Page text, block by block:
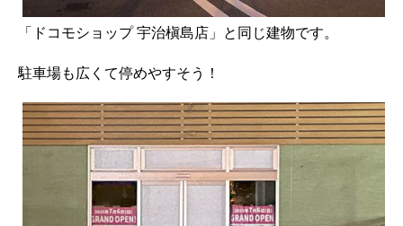
「ドコモショップ 宇治槇島店」と同じ建物です。
駐車場も広くて停めやすそう！